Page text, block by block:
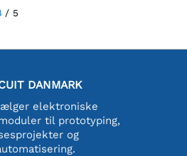
/ 5
DANMARK
elektroniske
til prototyping,
og